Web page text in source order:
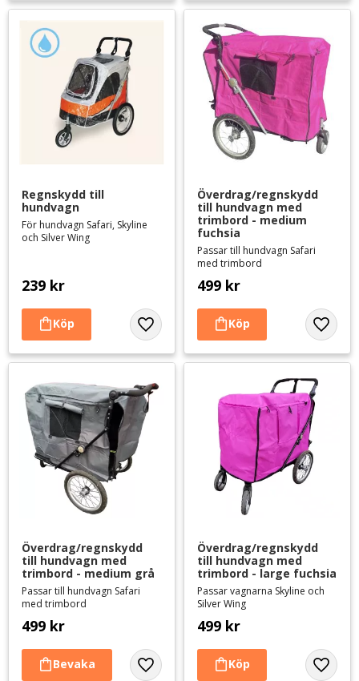
Regnskydd till
hundvagn
För hundvagn Safari, Skyline
och Silver Wing
239 kr
Lägg till i favoriter
Överdrag/regnskydd
till hundvagn med
trimbord - medium
fuchsia
Passar till hundvagn Safari
med trimbord
499 kr
Lägg
Överdrag/regnskydd
till hundvagn med
trimbord - medium grå
Passar till hundvagn Safari
med trimbord
499 kr
Lägg till i favoriter
Överdrag/regnskydd
till hundvagn med
trimbord - large fuchsia
Passar vagnarna Skyline och
Silver Wing
499 kr
Lägg